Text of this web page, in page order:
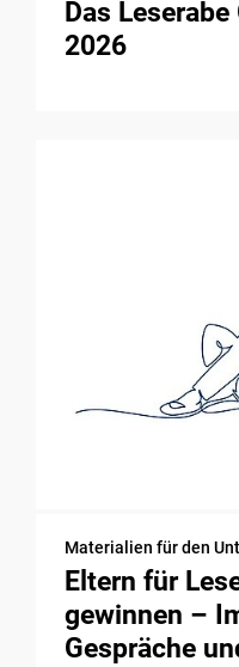
Das
2026
Materialien für den
Eltern für
gewinnen –
Gespräche